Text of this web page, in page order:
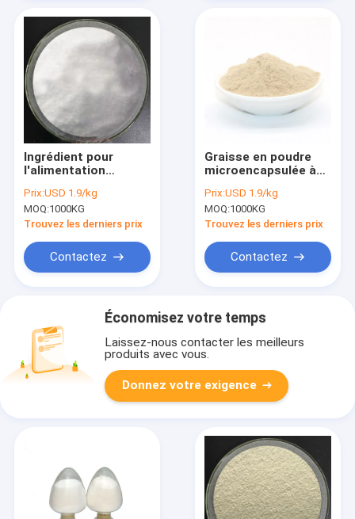
Ingrédient pour
l'alimentation
Poudre de graisse
microencapsulée
Acide gras d'huile de
Prix:USD 1.9/kg
MOQ:1000KG
Trouvez les derniers prix
Contactez
Graisse en poudre
microencapsulée à
de coco, pour
volailles et porcs
Prix:USD 1.9/kg
MOQ:1000KG
Trouvez les derniers prix
Contactez
Économisez votre temps
Laissez-nous contacter les meilleurs
produits avec vous.
Donnez votre exigence